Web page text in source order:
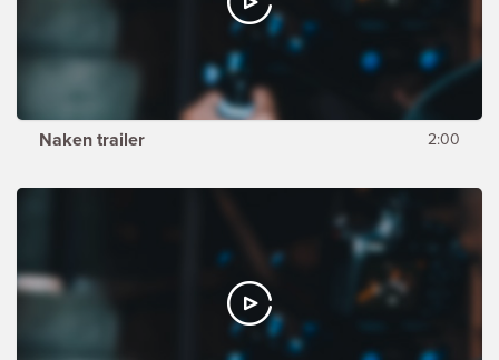
Naken trailer 2:00